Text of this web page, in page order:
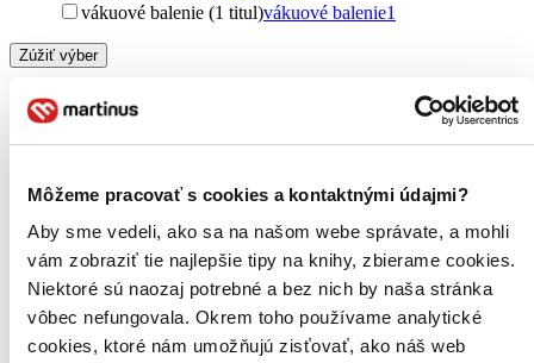
Môžeme pracovať s cookies a kontaktnými údajmi?
Aby sme vedeli, ako sa na našom webe správate, a mohli
vám zobraziť tie najlepšie tipy na knihy, zbierame cookies.
Niektoré sú naozaj potrebné a bez nich by naša stránka
vôbec nefungovala. Okrem toho používame analytické
cookies, ktoré nám umožňujú zisťovať, ako náš web
vákuové balenie (1 titul)vákuové balenie1
Zúžiť výber
Zoradiť
Top hodnotené
Novinky
Najdrahšie
Najvyššia zľava
52 produktov